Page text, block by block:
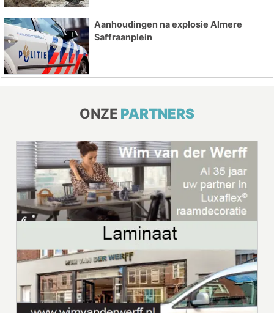
Aanhoudingen na explosie Almere
Saffraanplein
ONZE PARTNERS